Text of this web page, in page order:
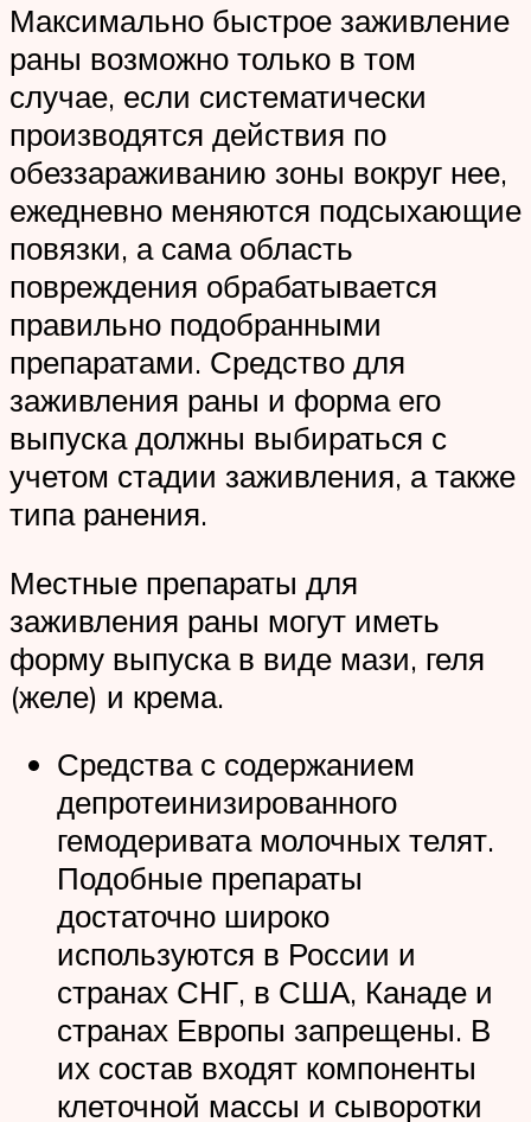
Максимально быстрое заживление
раны возможно только в том
случае, если систематически
производятся действия по
обеззараживанию зоны вокруг нее,
ежедневно меняются подсыхающие
повязки, а сама область
повреждения обрабатывается
правильно подобранными
препаратами. Средство для
заживления раны и форма его
выпуска должны выбираться с
учетом стадии заживления, а также
типа ранения.
Местные препараты для
заживления раны могут иметь
форму выпуска в виде мази, геля
(желе) и крема.
Средства с содержанием
депротеинизированного
гемодеривата молочных телят.
Подобные препараты
достаточно широко
используются в России и
странах СНГ, в США, Канаде и
странах Европы запрещены. В
их состав входят компоненты
клеточной массы и сыворотки